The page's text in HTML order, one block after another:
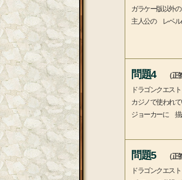
ガラケー版以外
主人公の レベル
問題4
（
ドラゴンクエス
カジノで使われ
ジョーカーに 描
問題5
（
ドラゴンクエス